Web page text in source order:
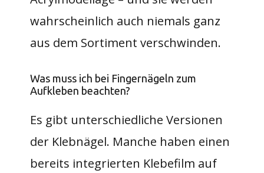
wahrscheinlich auch niemals ganz
aus dem Sortiment verschwinden.
Was muss ich bei Fingernägeln zum
Aufkleben beachten?
Es gibt unterschiedliche Versionen
der Klebnägel. Manche haben einen
bereits integrierten Klebefilm auf